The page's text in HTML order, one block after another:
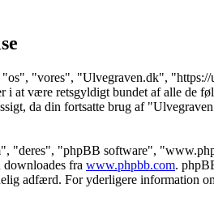
"vores", "Ulvegraven.dk",
at være retsgyldigt bundet af alle de
da din fortsatte brug af
"deres", "phpBB software",
fra www.phpbb.com.
adfærd. For yderligere information